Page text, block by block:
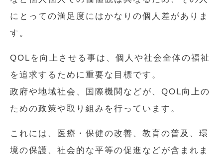
にとっての満足度にはかなりの個人差がありま
す。
QOLを向上させる事は、個人や社会全体の福祉
を追求するために重要な目標です。
政府や地域社会、国際機関などが、QOL向上の
ための政策や取り組みを行っています。
これには、医療・保健の改善、教育の普及、環
境の保護、社会的な平等の促進などが含まれま